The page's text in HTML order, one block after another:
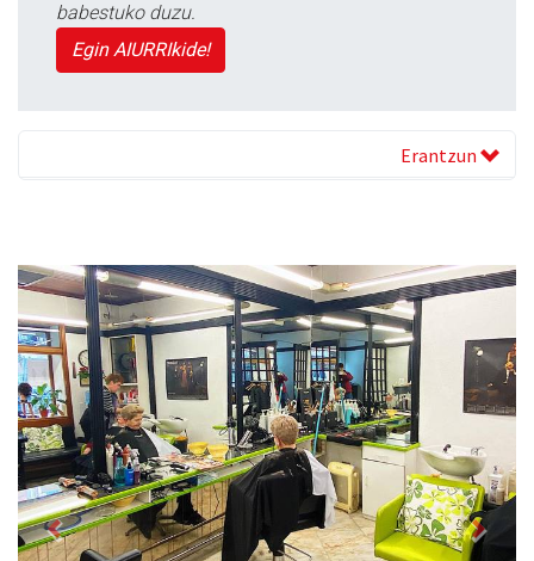
babestuko duzu.
Egin AIURRIkide!
Erantzun
Previous Next